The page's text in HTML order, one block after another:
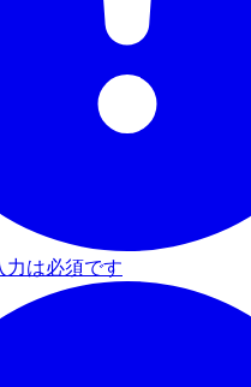
力は必須です